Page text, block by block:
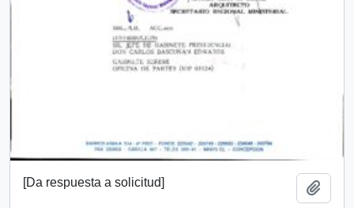
[Da respuesta a solicitud]